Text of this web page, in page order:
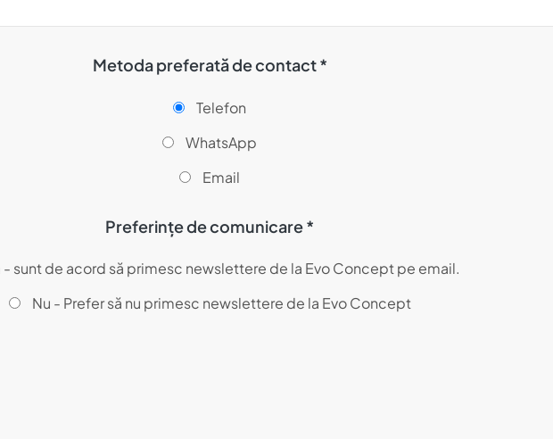
Metoda preferată de contact *
Telefon
WhatsApp
Email
Preferințe de comunicare *
- sunt de acord să primesc newslettere de la Evo Concept pe email.
Nu - Prefer să nu primesc newslettere de la Evo Concept